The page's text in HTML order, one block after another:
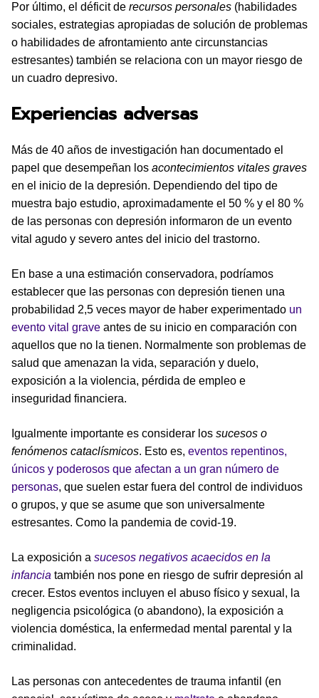
Por último, el déficit de recursos personales (habilidades
sociales, estrategias apropiadas de solución de problemas
o habilidades de afrontamiento ante circunstancias
estresantes) también se relaciona con un mayor riesgo de
un cuadro depresivo.
Experiencias adversas
Más de 40 años de investigación han documentado el
papel que desempeñan los acontecimientos vitales graves
en el inicio de la depresión. Dependiendo del tipo de
muestra bajo estudio, aproximadamente el 50 % y el 80 %
de las personas con depresión informaron de un evento
vital agudo y severo antes del inicio del trastorno.
En base a una estimación conservadora, podríamos
establecer que las personas con depresión tienen una
probabilidad 2,5 veces mayor de haber experimentado un
evento vital grave antes de su inicio en comparación con
aquellos que no la tienen. Normalmente son problemas de
salud que amenazan la vida, separación y duelo,
exposición a la violencia, pérdida de empleo e
inseguridad financiera.
Igualmente importante es considerar los sucesos o
fenómenos cataclísmicos. Esto es, eventos repentinos,
únicos y poderosos que afectan a un gran número de
personas, que suelen estar fuera del control de individuos
o grupos, y que se asume que son universalmente
estresantes. Como la pandemia de covid-19.
La exposición a sucesos negativos acaecidos en la
infancia también nos pone en riesgo de sufrir depresión al
crecer. Estos eventos incluyen el abuso físico y sexual, la
negligencia psicológica (o abandono), la exposición a
violencia doméstica, la enfermedad mental parental y la
criminalidad.
Las personas con antecedentes de trauma infantil (en